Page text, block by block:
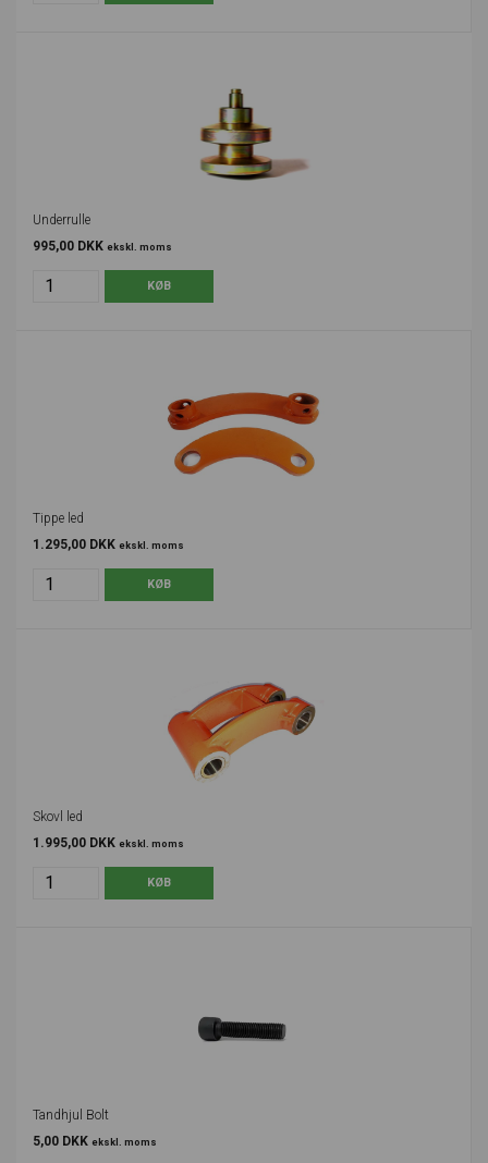
Underrulle
995,00 DKK ekskl. moms
Tippe led
1.295,00 DKK ekskl. moms
Skovl led
1.995,00 DKK ekskl. moms
Tandhjul Bolt
5,00 DKK ekskl. moms